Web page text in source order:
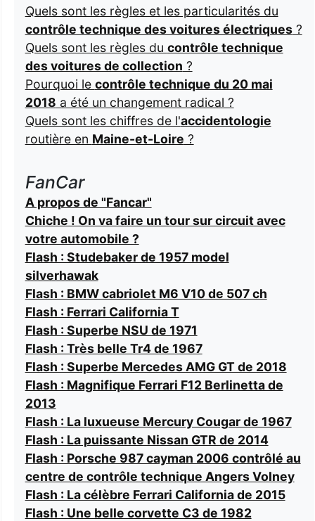
Quels sont les règles et les particularités du
contrôle technique des voitures électriques?
Quels sont les règles du contrôle technique
des voitures de collection ?
Pourquoi le contrôle technique du 20 mai
2018 a été un changement radical ?
Quels sont les chiffres de l'accidentologie
routière en Maine-et-Loire ?
FanCar
A propos de "Fancar"
Chiche ! On va faire un tour sur circuit avec
votre automobile ?
Flash : Studebaker de 1957 model
silverhawak
Flash : BMW cabriolet M6 V10 de 507 ch
Flash : Ferrari California T
Flash : Superbe NSU de 1971
Flash : Très belle Tr4 de 1967
Flash : Superbe Mercedes AMG GT de 2018
Flash : Magnifique Ferrari F12 Berlinetta de
2013
Flash : La luxueuse Mercury Cougar de 1967
Flash : La puissante Nissan GTR de 2014
Flash : Porsche 987 cayman 2006 contrôlé au
centre de contrôle technique Angers Volney
Flash : La célèbre Ferrari California de 2015
Flash : Une belle corvette C3 de 1982